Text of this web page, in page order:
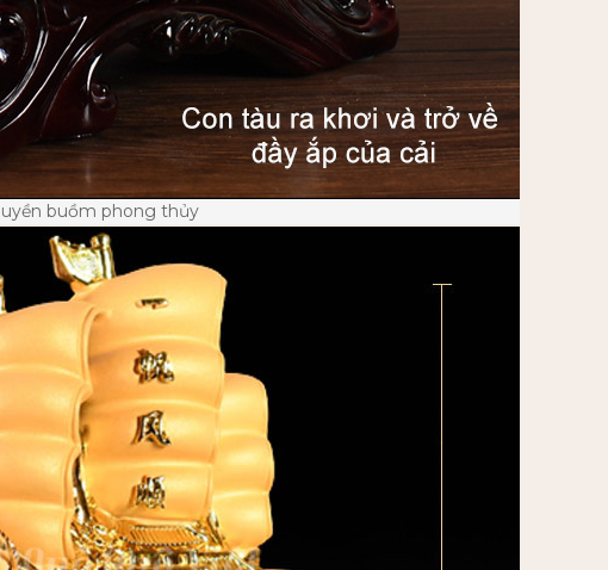
buồm phong thủy